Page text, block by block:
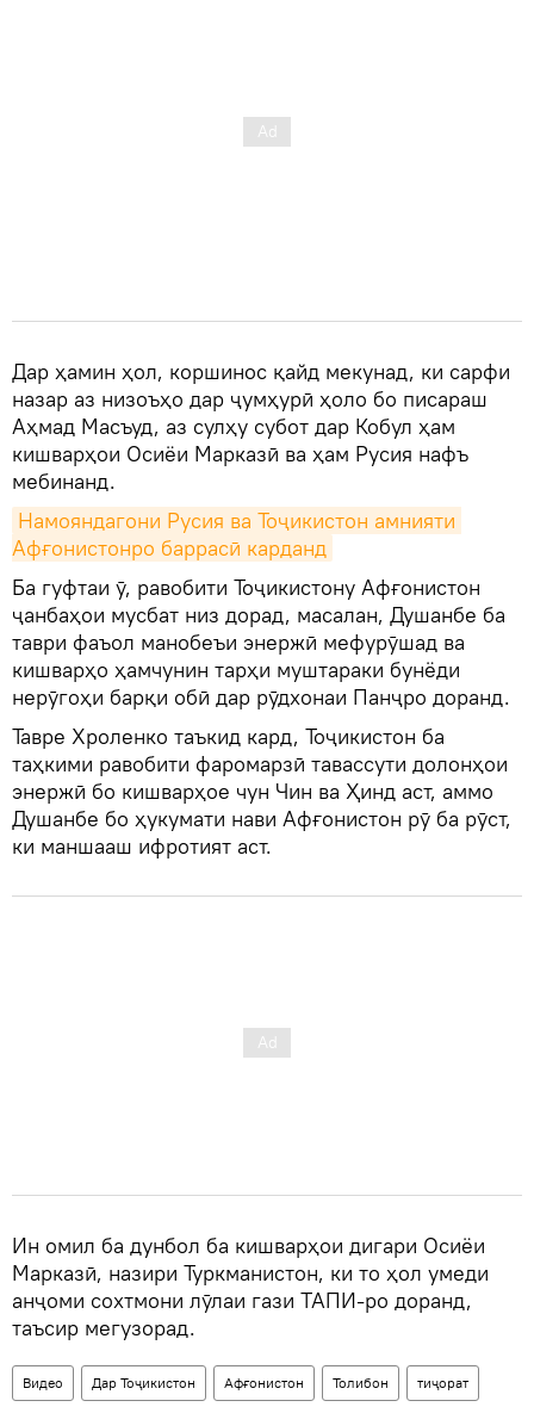
Дар ҳамин ҳол, коршинос қайд мекунад, ки сарфи
назар аз низоъҳо дар ҷумҳурӣ ҳоло бо писараш
Аҳмад Масъуд, аз сулҳу субот дар Кобул ҳам
кишварҳои Осиёи Марказӣ ва ҳам Русия нафъ
мебинанд.
Намояндагони Русия ва Тоҷикистон амнияти
Афғонистонро баррасӣ карданд
Ба гуфтаи ӯ, равобити Тоҷикистону Афғонистон
ҷанбаҳои мусбат низ дорад, масалан, Душанбе ба
таври фаъол манобеъи энержӣ мефурӯшад ва
кишварҳо ҳамчунин тарҳи муштараки бунёди
нерӯгоҳи барқи обӣ дар рӯдхонаи Панҷро доранд.
Тавре Хроленко таъкид кард, Тоҷикистон ба
таҳкими равобити фаромарзӣ тавассути долонҳои
энержӣ бо кишварҳое чун Чин ва Ҳинд аст, аммо
Душанбе бо ҳукумати нави Афғонистон рӯ ба рӯст,
ки маншааш ифротият аст.
Ин омил ба дунбол ба кишварҳои дигари Осиёи
Марказӣ, назири Туркманистон, ки то ҳол умеди
анҷоми сохтмони лӯлаи гази ТАПИ-ро доранд,
таъсир мегузорад.
Видео Дар Тоҷикистон Афғонистон Толибон тиҷорат